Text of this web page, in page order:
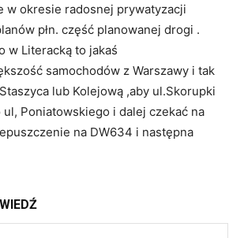
w okresie radosnej prywatyzacji
płn. część planowanej drogi .
w Literacką to jakaś
samochodów z Warszawy i tak
lub Kolejową ,aby ul.Skorupki
Poniatowskiego i dalej czekać na
na DW634 i następna